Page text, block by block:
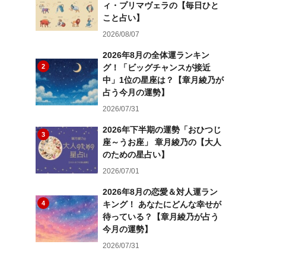
ィ・プリマヴェラの【毎日ひと
こと占い】
2026/08/07
2
2026年8月の全体運ランキン
グ！「ビッグチャンスが接近
中」1位の星座は？【章月綾乃が
占う今月の運勢】
2026/07/31
3
2026年下半期の運勢「おひつじ
座～うお座」 章月綾乃の【大人
のための星占い】
2026/07/01
4
2026年8月の恋愛＆対人運ラン
キング！ あなたにどんな幸せが
待っている？【章月綾乃が占う
今月の運勢】
2026/07/31